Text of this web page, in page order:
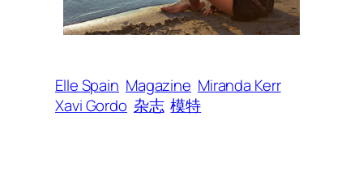
Elle Spain Magazine Miranda Kerr
Xavi Gordo 杂志 模特